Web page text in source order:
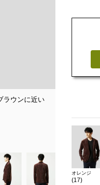
ラウンに近い
オレンジ
(17)